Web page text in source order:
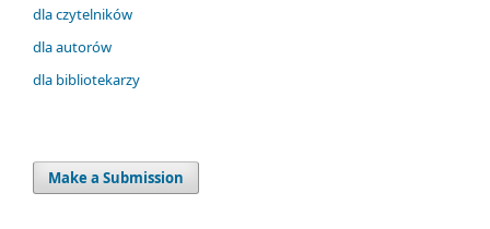
dla czytelników
dla autorów
dla bibliotekarzy
Make a Submission